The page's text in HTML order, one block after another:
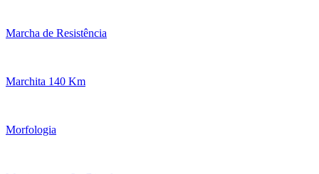
Marcha de Resistência
Marchita 140 Km
Morfologia